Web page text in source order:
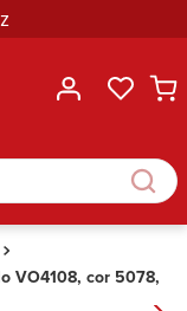
VO4108, cor 5078,